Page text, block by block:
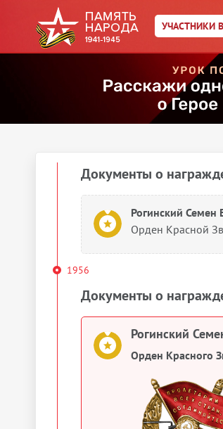
УЧАСТНИКИ
Рогинский Семен
Медаль «За
Германией в
Отечественной
1945 гг.»
Документы о
Рогинский Семен
Орден Красной
1956
Документы о
Рогинский
Орден Красного